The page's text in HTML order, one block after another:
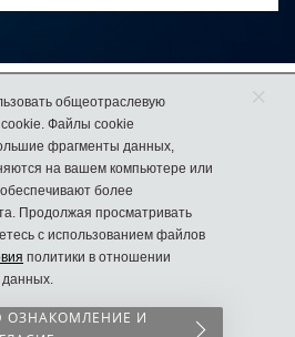
к нам за еще одной парой обуви
8 (925) 636-00-06
Сергия Радонежского 8
общеотраслевую
фрагменты данных,
более
с использованием файлов
политики в отношении
данных.
×
ОЗНАКОМЛЕНИЕ И